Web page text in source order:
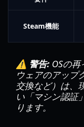
Steam機能
⚠️ 警告: OSの
ウェアのアップ
交換など）は、
い「マシン認証
ります。